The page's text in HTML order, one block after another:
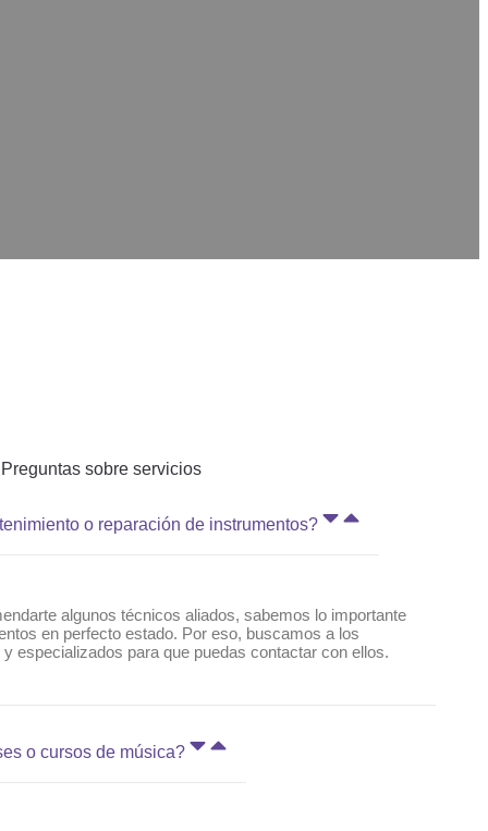
Preguntas sobre servicios
o reparación de instrumentos?
algunos técnicos aliados, sabemos lo importante
en perfecto estado. Por eso, buscamos a los
especializados para que puedas contactar con ellos.
o cursos de música?